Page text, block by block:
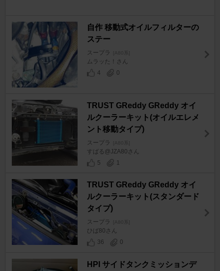
自作 移動式オイルフィルターの
ステー
スープラ [A80系]
ムラッた！さん
4
0
TRUST GReddy GReddy オイ
ルクーラーキット(オイルエレメ
ント移動タイプ)
スープラ [A80系]
すばる@JZA80さん
5
1
TRUST GReddy GReddy オイ
ルクーラーキット(スタンダード
タイプ)
スープラ [A80系]
ひば80さん
36
0
HPI サイドタンクミッションデ